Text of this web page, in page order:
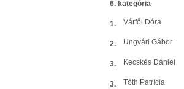
6. kategória
1. Várfői Dóra
2. Ungvári Gábor
3. Kecskés Dániel
3. Tóth Patrícia